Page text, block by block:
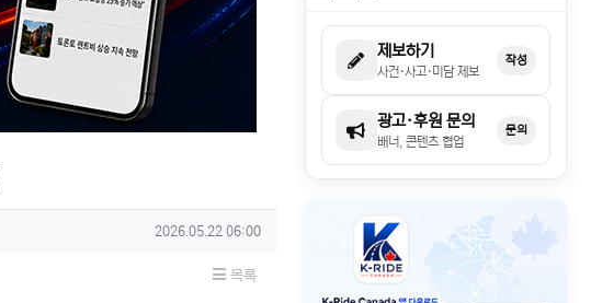
작성일
2026.05.22 06:00
목록
제보하기
사건·사고·미담 제보
작성
광고·후원 문의
배너, 콘텐츠 협업
문의